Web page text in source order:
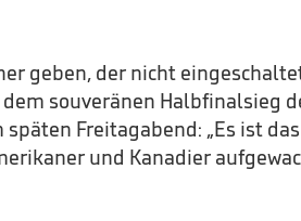
geben, der nicht
souveränen Halbfinalsieg
Freitagabend: „Es ist
und Kanadier